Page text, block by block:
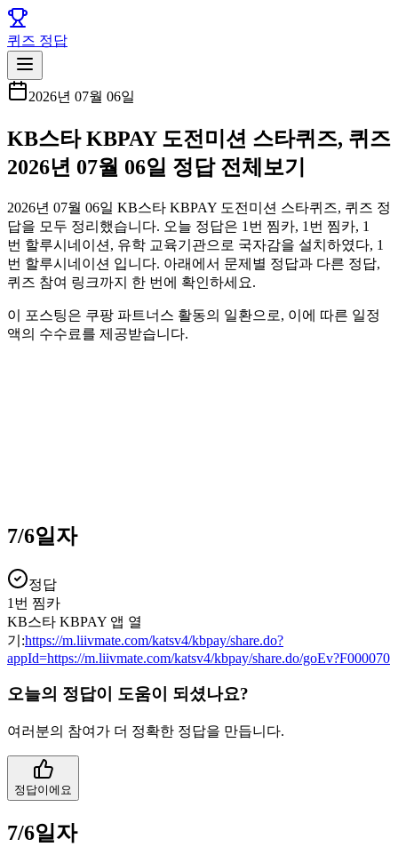
퀴즈 정답
2026년 07월 06일
KB스타 KBPAY 도전미션 스타퀴즈, 퀴즈
2026년 07월 06일 정답 전체보기
2026년 07월 06일 KB스타 KBPAY 도전미션 스타퀴즈, 퀴즈 정
답을 모두 정리했습니다. 오늘 정답은 1번 찜카, 1번 찜카, 1
번 할루시네이션, 유학 교육기관으로 국자감을 설치하였다, 1
번 할루시네이션 입니다. 아래에서 문제별 정답과 다른 정답,
퀴즈 참여 링크까지 한 번에 확인하세요.
이 포스팅은 쿠팡 파트너스 활동의 일환으로, 이에 따른 일정
액의 수수료를 제공받습니다.
7/6일자
정답
1번 찜카
KB스타 KBPAY 앱 열
기:https://m.liivmate.com/katsv4/kbpay/share.do?
appId=https://m.liivmate.com/katsv4/kbpay/share.do/goEv?F000070
오늘의 정답이 도움이 되셨나요?
여러분의 참여가 더 정확한 정답을 만듭니다.
정답이에요
7/6일자